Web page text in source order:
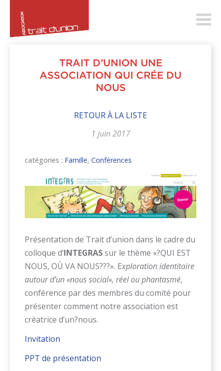
TRAIT D’UNION UNE
ASSOCIATION QUI CRÉE DU
NOUS
RETOUR À LA LISTE
1 juin 2017
catégories : Famille, Conférences
Présentation de Trait d’union dans le cadre du
colloque d’INTEGRASsur le thème «?QUI EST
NOUS, OÙ VA NOUS???». Exploration identitaire
autour d’un «nous social», réel ouphantasmé,
conférence par des membres du comité pour
présenter comment notre association est
créatrice d’un?nous.
Invitation
PPT de présentation